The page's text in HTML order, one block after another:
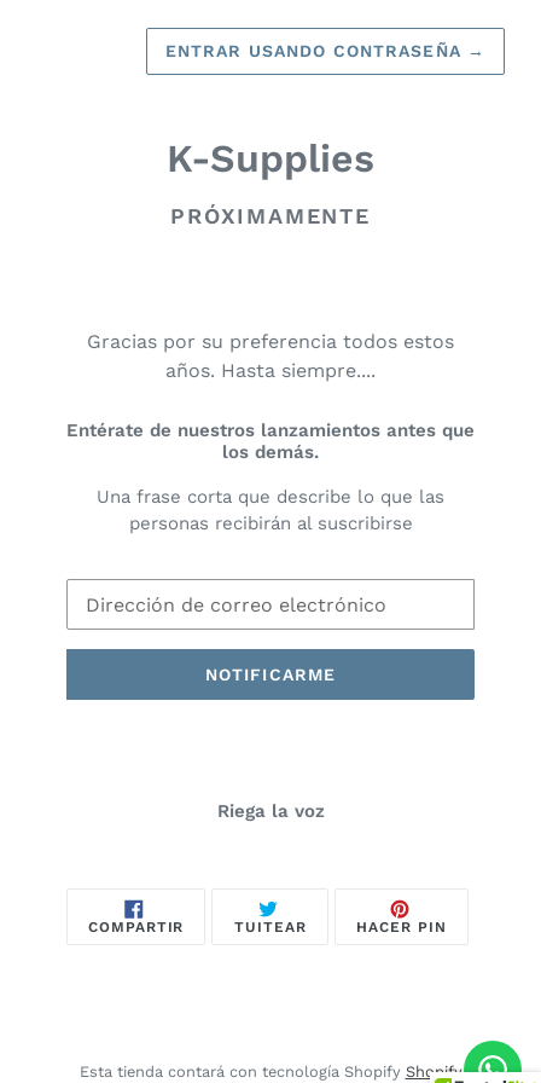
ENTRAR USANDO CONTRASEÑA →
K-Supplies
PRÓXIMAMENTE
Gracias por su preferencia todos estos
años. Hasta siempre....
Entérate de nuestros lanzamientos antes que
los demás.
Una frase corta que describe lo que las
personas recibirán al suscribirse
Electrónico
NOTIFICARME
Riega la voz
COMPARTIR COMPARTIR
TUITEARTUITEARHACER PIN
Esta tienda contará con tecnología Shopify Shopify